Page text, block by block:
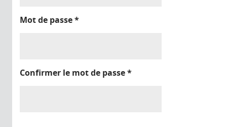
Mot de passe*
Confirmer le mot de passe*